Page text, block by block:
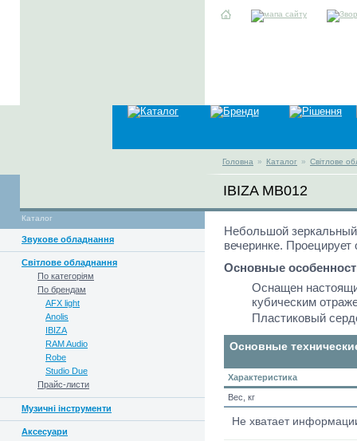
Головна » Каталог » Світлове
IBIZA MB012
Каталог
Звукове обладнання
Світлове обладнання
По категоріям
По брендам
AFX light
Anolis
IBIZA
RAM Audio
Robe
Studio Due
Прайс-листи
Музичні інструменти
Аксесуари
Небольшой
вечеринке.
Основные
Оснащен
кубическим
Пластиковый
Основные
Характеристика
Вес, кг
Не хватает